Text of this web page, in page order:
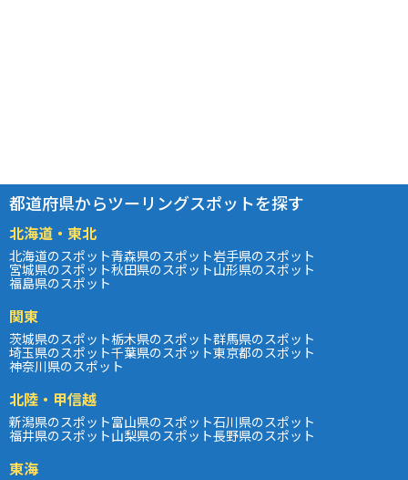
都道府県からツーリングスポットを探す
北海道・東北
北海道のスポット青森県のスポット岩手県のスポット
宮城県のスポット秋田県のスポット山形県のスポット
福島県のスポット
関東
茨城県のスポット栃木県のスポット群馬県のスポット
埼玉県のスポット千葉県のスポット東京都のスポット
神奈川県のスポット
北陸・甲信越
新潟県のスポット富山県のスポット石川県のスポット
福井県のスポット山梨県のスポット長野県のスポット
東海